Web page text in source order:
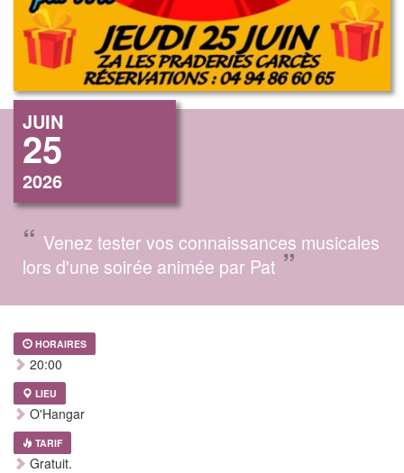
JUIN
25
2026
“ Venez tester vos connaissances musicales
lors d'une soirée animée par Pat ”
HORAIRES
20:00
LIEU
O'Hangar
TARIF
Gratuit.